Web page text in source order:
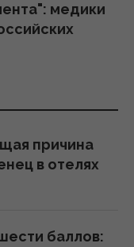
медики
дрон
причина
в отелях
баллов: